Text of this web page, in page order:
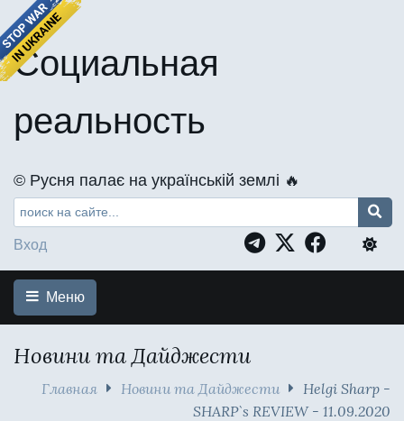
Социальная
реальность
©️ Русня палає на українській землі 🔥
Вход
Меню
Новини та Дайджести
Главная Новини та Дайджести
Helgi Sharp -
SHARP`s REVIEW - 11.09.2020